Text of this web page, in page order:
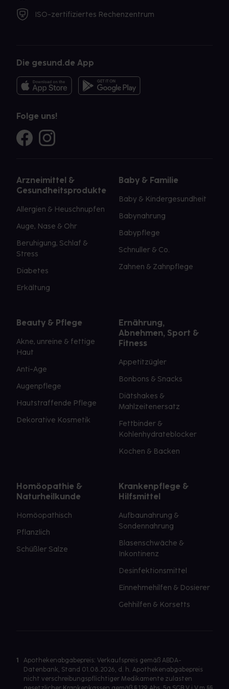
ISO-zertifiziertes Rechenzentrum
Die gesund.de App
Folge uns!
Arzneimittel &
Gesundheitsprodukte
Allergien & Heuschnupfen
Auge, Nase & Ohr
Beruhigung, Schlaf &
Stress
Diabetes
Erkältung
Baby & Familie
Baby & Kindergesundheit
Babynahrung
Babypflege
Schnuller & Co.
Zahnen & Zahnpflege
Beauty & Pflege
Akne, unreine & fettige
Haut
Anti-Age
Augenpflege
Hautstraffende Pflege
Dekorative Kosmetik
Ernährung,
Abnehmen, Sport &
Fitness
Appetitzügler
Bonbons & Snacks
Diätshakes &
Mahlzeitenersatz
Fettbinder &
Kohlenhydrateblocker
Kochen & Backen
Homöopathie &
Naturheilkunde
Homöopathisch
Pflanzlich
Schüßler Salze
Krankenpflege &
Hilfsmittel
Aufbaunahrung &
Sondennahrung
Blasenschwäche &
Inkontinenz
Desinfektionsmittel
Einnehmehilfen & Dosierer
Gehhilfen & Korsetts
1
Apothekenabgabepreis: Verkaufspreis gemäß ABDA-
Datenbank, Stand 01.08.2026, d. h. Apothekenabgabepreis
nicht verschreibungspflichtiger Medikamente zulasten